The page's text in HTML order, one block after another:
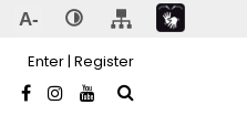
A-
Enter| Register